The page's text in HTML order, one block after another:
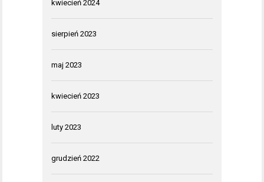
kwiecień 2024
sierpień 2023
maj 2023
kwiecień 2023
luty 2023
grudzień 2022